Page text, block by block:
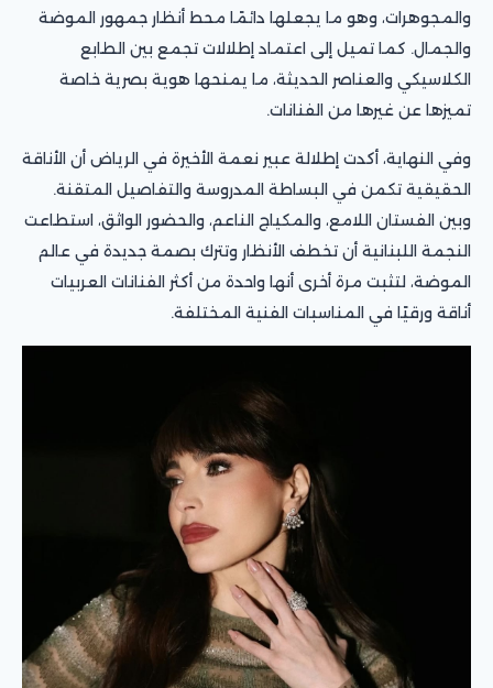
والمجوهرات، وهو ما يجعلها دائمًا محط أنظار جمهور الموضة
والجمال. كما تميل إلى اعتماد إطلالات تجمع بين الطابع
الكلاسيكي والعناصر الحديثة، ما يمنحها هوية بصرية خاصة
تميزها عن غيرها من الفنانات.
وفي النهاية، أكدت إطلالة عبير نعمة الأخيرة في الرياض أن الأناقة
الحقيقية تكمن في البساطة المدروسة والتفاصيل المتقنة.
وبين الفستان اللامع، والمكياج الناعم، والحضور الواثق، استطاعت
النجمة اللبنانية أن تخطف الأنظار وتترك بصمة جديدة في عالم
الموضة، لتثبت مرة أخرى أنها واحدة من أكثر الفنانات العربيات
أناقة ورقيًا في المناسبات الفنية المختلفة.